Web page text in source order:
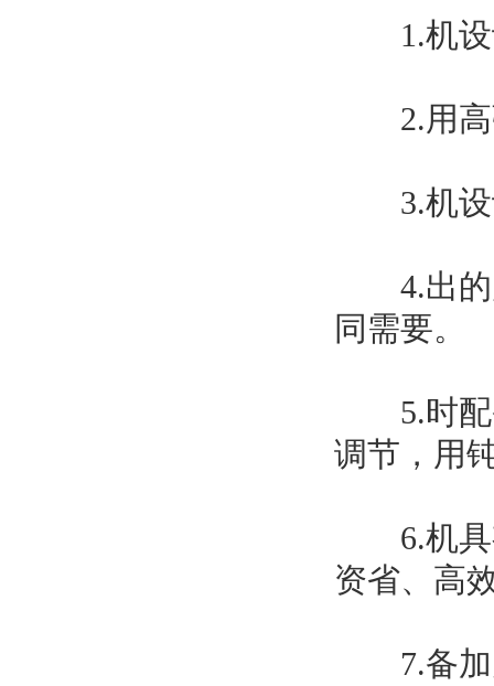
1.机设
2.用高
3.机设
4.出的
同需要。
5.时配
调节，用
6.机具
资省、高
7.备加